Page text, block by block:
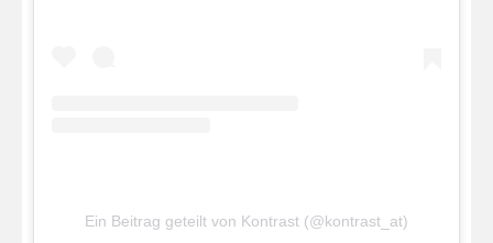
Ein Beitrag geteilt von Kontrast (@kontrast_at)